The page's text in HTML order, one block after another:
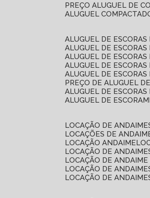
PREÇO ALUGUEL DE
ALUGUEL
ALUGUEL DE
ALUGUEL DE
ALUGUEL DE
ALUGUEL DE
ALUGUEL DE
PREÇO DE ALUGUEL
ALUGUEL DE
ALUGUEL DE
LOCAÇÃO DE
LOCAÇÕES DE
LOCAÇÃO ANDAIME
LOCAÇÃO DE
LOCAÇÃO DE
LOCAÇÃO DE
LOCAÇÃO DE